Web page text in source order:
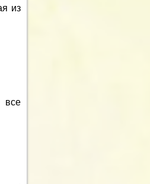
из
все